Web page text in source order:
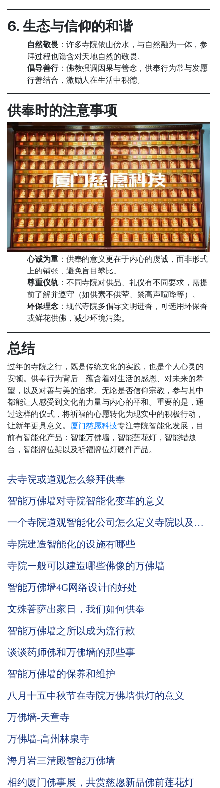
6. 生态与信仰的和谐
自然敬畏 ：许多寺院依山傍水，与自然融为一体，参
拜过程也隐含对天地自然的敬畏。
倡导善行：佛教强调因果与善念，供奉行为常与发愿
行善结合，激励人在生活中积德。
供奉时的注意事项
心诚为重 ：供奉的意义更在于内心的虔诚，而非形式
上的铺张，避免盲目攀比。
尊重仪轨：不同寺院对供品、礼仪有不同要求，需提
前了解并遵守（如供素不供荤、禁高声喧哗等）。
环保理念 ：现代寺院多倡导文明进香，可选用环保香
或鲜花供佛，减少环境污染。
总结
过年的寺院之行，既是传统文化的实践，也是个人心灵的
安顿。供奉行为背后，蕴含着对生活的感恩、对未来的希
望，以及对善与美的追求。无论是否信仰宗教，参与其中
都能让人感受到文化的力量与内心的平和。重要的是，通
过这样的仪式，将祈福的心愿转化为现实中的积极行动，
让新年更具意义。 厦门慈愿科技专注寺院智能化发展，目
前有智能化产品：智能万佛墙，智能莲花灯，智能蜡烛
台，智能牌位架以及祈福牌位灯硬件产品。
去寺院或道观怎么祭拜供奉
智能万佛墙对寺院智能化变革的意义
一个寺院道观智能化公司怎么定义寺院以及道
寺院建造智能化的设施有哪些
寺院一般可以建造哪些佛像的万佛墙
智能万佛墙4G网络设计的好处
文殊菩萨出家日，我们如何供奉
智能万佛墙之所以成为流行款
谈谈药师佛和万佛墙的那些事
智能万佛墙的保养和维护
八月十五中秋节在寺院万佛墙供灯的意义
万佛墙-天童寺
万佛墙-高州林泉寺
海月岩三清殿智能万佛墙
相约厦门佛事展，共赏慈愿新品佛前莲花灯